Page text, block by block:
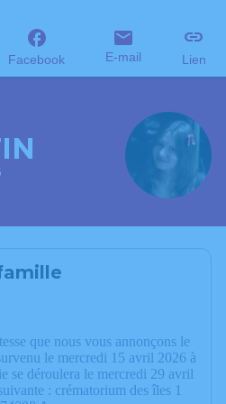
Facebook E-mail Lien
que nous vous annonçons le
le mercredi 15 avril 2026 à
se déroulera le mercredi 29 avril
: crématorium des îles 1